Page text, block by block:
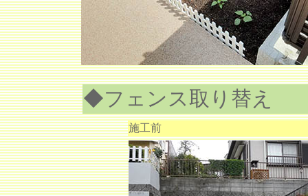
◆フェンス取り替え
施工前